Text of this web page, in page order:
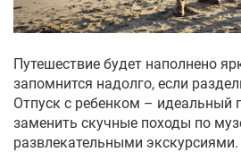
Путешествие будет наполнено
запомнится надолго, если
Отпуск с ребенком – идеальный
заменить скучные походы по
развлекательными